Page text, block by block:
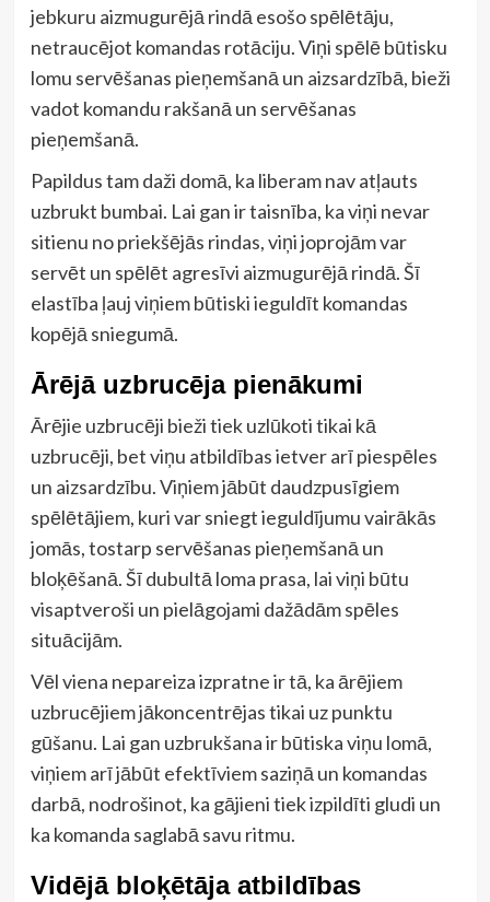
jebkuru aizmugurējā rindā esošo spēlētāju,
netraucējot komandas rotāciju. Viņi spēlē būtisku
lomu servēšanas pieņemšanā un aizsardzībā, bieži
vadot komandu rakšanā un servēšanas
pieņemšanā.
Papildus tam daži domā, ka liberam nav atļauts
uzbrukt bumbai. Lai gan ir taisnība, ka viņi nevar
sitienu no priekšējās rindas, viņi joprojām var
servēt un spēlēt agresīvi aizmugurējā rindā. Šī
elastība ļauj viņiem būtiski ieguldīt komandas
kopējā sniegumā.
Ārējā uzbrucēja pienākumi
Ārējie uzbrucēji bieži tiek uzlūkoti tikai kā
uzbrucēji, bet viņu atbildības ietver arī piespēles
un aizsardzību. Viņiem jābūt daudzpusīgiem
spēlētājiem, kuri var sniegt ieguldījumu vairākās
jomās, tostarp servēšanas pieņemšanā un
bloķēšanā. Šī dubultā loma prasa, lai viņi būtu
visaptveroši un pielāgojami dažādām spēles
situācijām.
Vēl viena nepareiza izpratne ir tā, ka ārējiem
uzbrucējiem jākoncentrējas tikai uz punktu
gūšanu. Lai gan uzbrukšana ir būtiska viņu lomā,
viņiem arī jābūt efektīviem saziņā un komandas
darbā, nodrošinot, ka gājieni tiek izpildīti gludi un
ka komanda saglabā savu ritmu.
Vidējā bloķētāja atbildības